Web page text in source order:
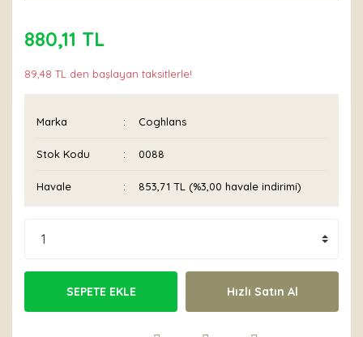
880,11 TL
89,48 TL den başlayan taksitlerle!
Marka Coghlans
Stok Kodu 0088
Havale 853,71 TL (%3,00 havale indirimi)
SEPETE EKLE Hızlı Satın Al